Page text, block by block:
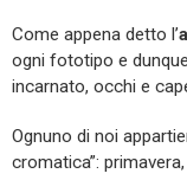
Come appena detto l’
ogni fototipo e
incarnato, occhi e
Ognuno di noi
cromatica”: